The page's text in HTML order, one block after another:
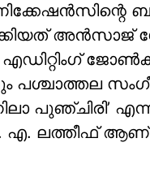
എഡിറ്റിംഗ്
പശ്ചാത്തല
പുഞ്ചിരി’
എ. ലത്തീഫ്